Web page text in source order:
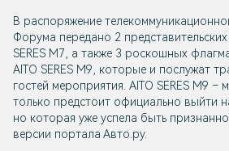
В распоряжение
Форума передано 2
SERES М7, а также 3 роскошных
AITO SERES М9, которые и послужат
гостей мероприятия. AITO SERES М9 –
только предстоит официально выйти
но которая уже успела быть
версии портала Авто.ру.